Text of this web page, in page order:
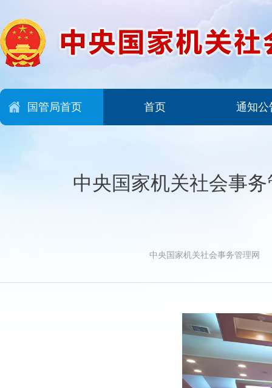
国管局首页 首页 通知公
中央国家机关社会事
中央国家机关社会事务管理